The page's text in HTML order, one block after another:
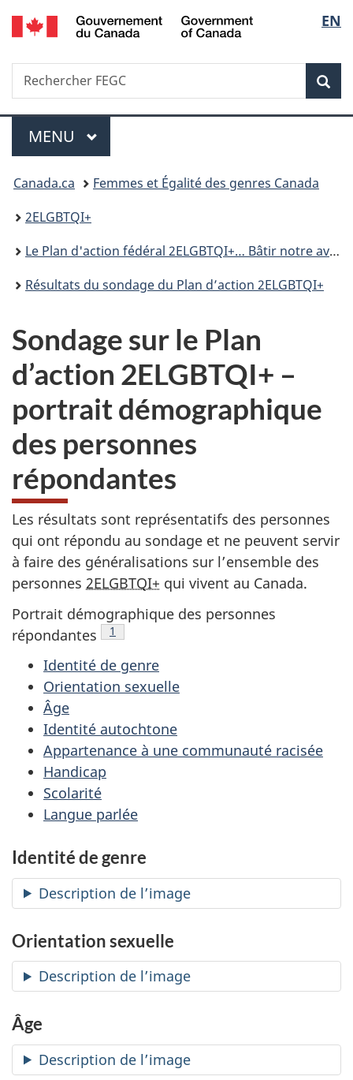
Passer
au
Passer
à
du
Passer
à
simplifiée
de
la
EN
Recherche
Rechercher
FEGC
Menu
MENU PRINCIPAL
Vous
êtes
ici :
Canada.ca
Femmes et Égalité des genres Canada
2ELGBTQI+
Le Plan d'action fédéral 2ELGBTQI+… Bâtir notre avenir, avec Fierté
Résultats du sondage du Plan d’action 2ELGBTQI+
Sondage sur le Plan
d’action 2ELGBTQI+ –
portrait démographique
des personnes
répondantes
Les résultats sont représentatifs des personnes
qui ont répondu au sondage et ne peuvent servir
à faire des généralisations sur l’ensemble des
personnes 2ELGBTQI+ qui vivent au Canada.
Portrait démographique des personnes
répondantes
Note de bas de page
1
Identité de genre
Orientation sexuelle
Âge
Identité autochtone
Appartenance à une communauté racisée
Handicap
Scolarité
Langue parlée
Identité de genre
Description de l’image
Orientation sexuelle
Description de l’image
Âge
Description de l’image